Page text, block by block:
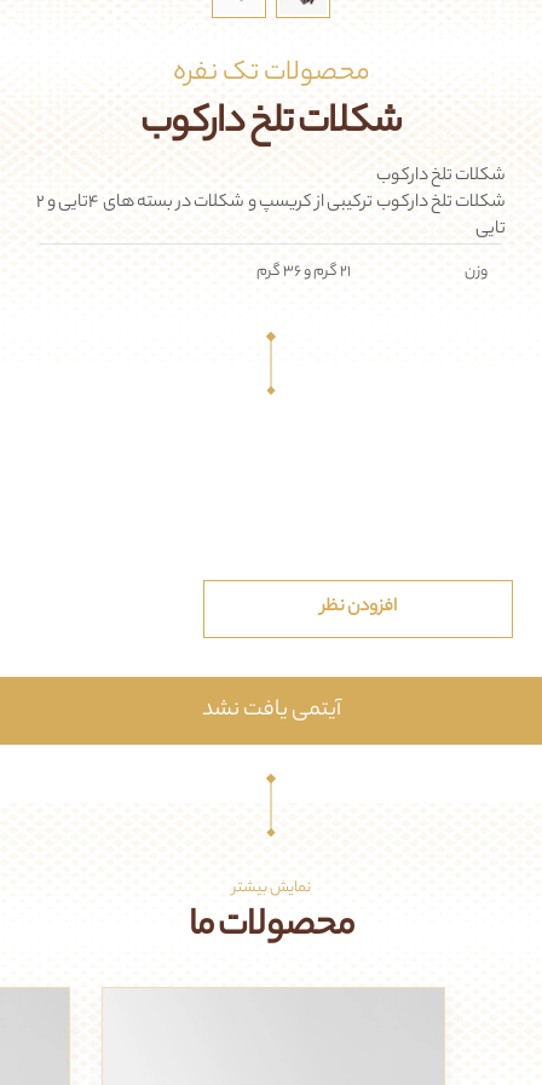
محصولات تک نفره
شکلات تلخ دارکوب
شکلات تلخ دارکوب
شکلات تلخ دارکوب ترکیبی از کریسپ و شکلات در بسته های 4تایی و 2
تایی
وزن 21 گرم و 36 گرم
افزودن نظر
آیتمی یافت نشد
نمایش بیشتر
محصولات ما